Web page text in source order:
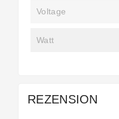
Voltage
Watt
REZENSION